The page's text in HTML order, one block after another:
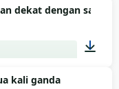
00:01
dekat dengan
kali ganda